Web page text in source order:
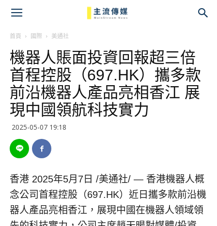
首頁 國際 美通社
機器人賬面投資回報超三倍
首程控股（697.HK）攜多款
前沿機器人產品亮相香江 展
現中國領航科技實力
2025-05-07 19:18
香港 2025年5月7日 /美通社/ — 香港機器人概
念公司首程控股（697.HK）近日攜多款前沿機
器人產品亮相香江，展現中國在機器人領域領